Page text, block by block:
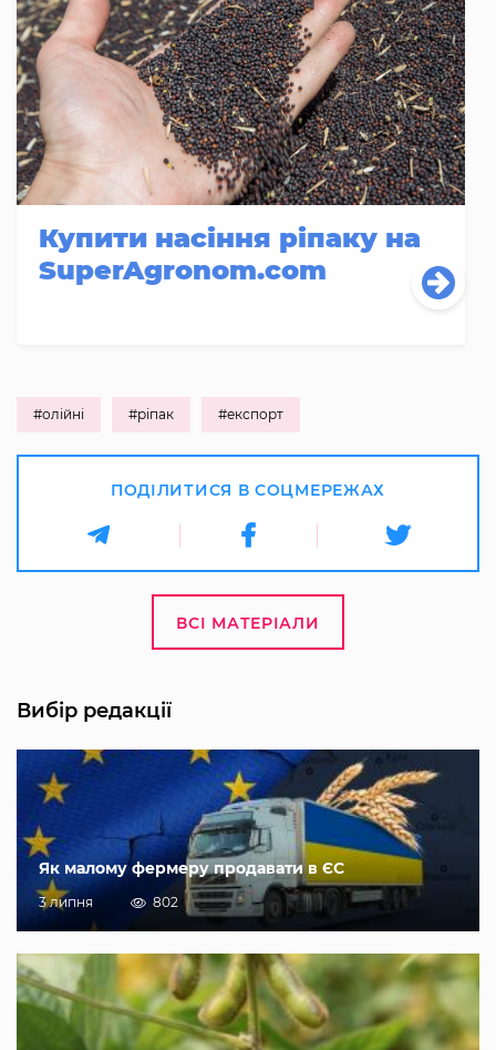
Купити насіння ріпаку на
SuperAgronom.com
#олійні #ріпак #експорт
ПОДІЛИТИСЯ В СОЦМЕРЕЖАХ
ВСІ МАТЕРІАЛИ
Вибір редакції
Як малому фермеру продавати в ЄС
3 липня 802